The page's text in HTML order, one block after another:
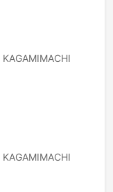
KAGAMIMACHI
KAGAMIMACHI